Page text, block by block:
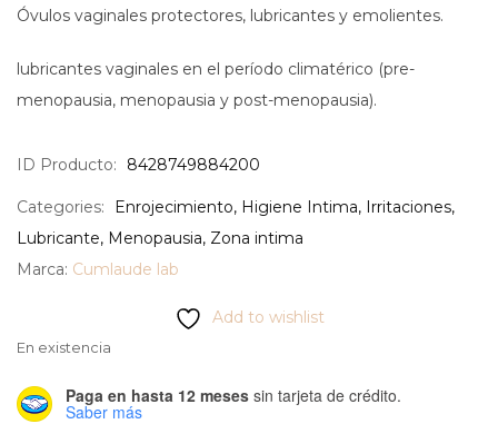
Óvulos vaginales protectores, lubricantes y emolientes.
lubricantes vaginales en el período climatérico (pre-
menopausia, menopausia y post-menopausia).
ID Producto: 8428749884200
Categories: Enrojecimiento, Higiene Intima, Irritaciones,
Lubricante, Menopausia, Zona intima
Marca: Cumlaude lab
Add to wishlist
En existencia
Paga en hasta 12 meses sin tarjeta de crédito.
Saber más